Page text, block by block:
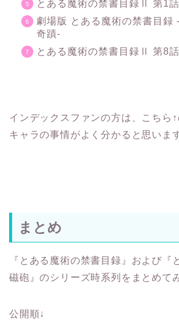
とある魔術の禁書目録Ⅱ 第1
劇場版 とある魔術の禁書目録
奇蹟-
とある魔術の禁書目録Ⅱ 第8
インデックスファンの方は、こちら↑
キャラの事情がよく分かると思いま
まとめ
『とある魔術の禁書目録』および『
磁砲』のシリーズ時系列をまとめて
公開順↓